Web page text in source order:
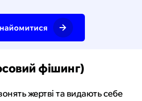
фішинг)
жертві та видають себе